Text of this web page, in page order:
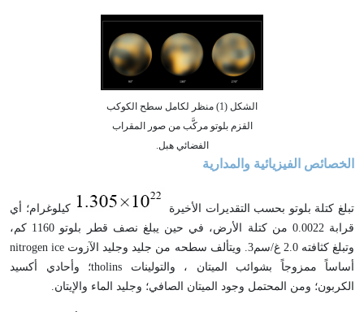
الشكل (1) منظر لكامل سطح الكوكب
القزم بلوتو مركَّب من صور المقراب
الفضائي هبل.
الخصائص الفيزيائية والمدارية
تبلغ كتلة بلوتو بحسب التقديرات الأخيرة
كيلوغرام؛ أي
قرابة 0.0022 من كتلة الأرض، في حين يبلغ نصف قطر بلوتو 1160 كم،
وتبلغ كثافته 2.0 غ/سم3. ويتألف سطحه من جليد وجليد الآزوت nitrogen ice
أساساً ممزوجاً بشوائب الميتان ، والتولينات tholins؛ وأحادي أكسيد
الكربون؛ ومن المحتمل وجود الميتان الصافي؛ وجليد الماء والإيتان.